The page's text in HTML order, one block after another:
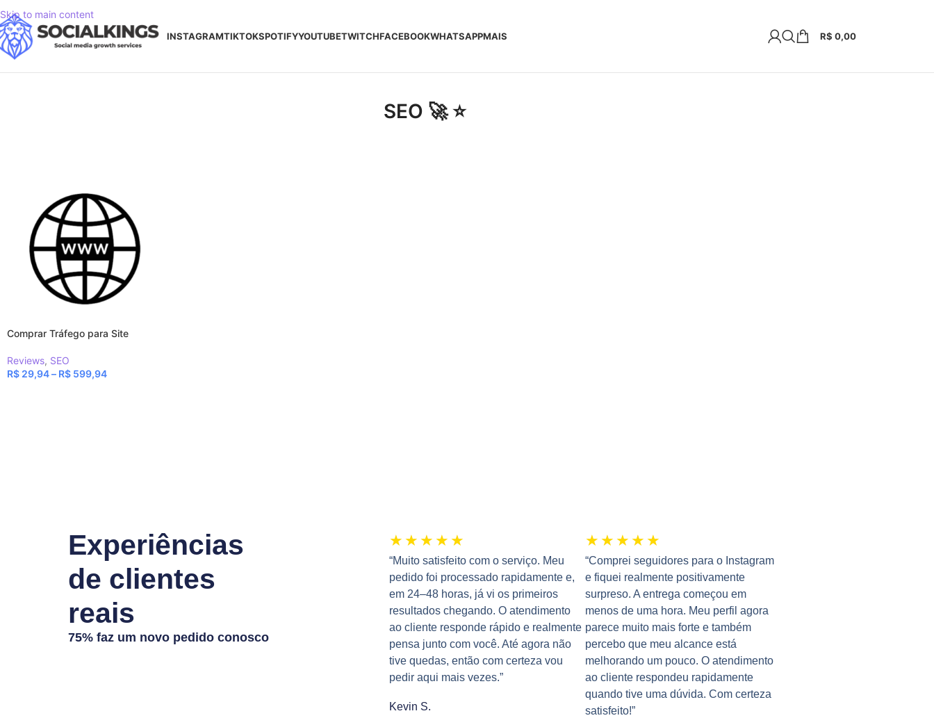
Skip to main content
INSTAGRAMTIKTOKSPOTIFYYOUTUBETWITCHFACEBOOKWHATSAPPMAIS R$ 0,00
SEO 🚀 ⭐️
Comprar Tráfego para Site
Reviews, SEO
R$ 29,94– R$ 599,94
Experiências
de clientes
reais
75% faz um novo pedido conosco
★ ★ ★ ★ ★
“Muito satisfeito com o serviço. Meu
pedido foi processado rapidamente e,
em 24–48 horas, já vi os primeiros
resultados chegando. O atendimento
ao cliente responde rápido e realmente
pensa junto com você. Até agora não
tive quedas, então com certeza vou
pedir aqui mais vezes.”
Kevin S.
★ ★ ★ ★ ★
“Comprei seguidores para o Instagram
e fiquei realmente positivamente
surpreso. A entrega começou em
menos de uma hora. Meu perfil agora
parece muito mais forte e também
percebo que meu alcance está
melhorando um pouco. O atendimento
ao cliente respondeu rapidamente
quando tive uma dúvida. Com certeza
satisfeito!”